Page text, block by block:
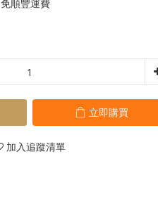
順豐運費
立即購買
加入追蹤清單